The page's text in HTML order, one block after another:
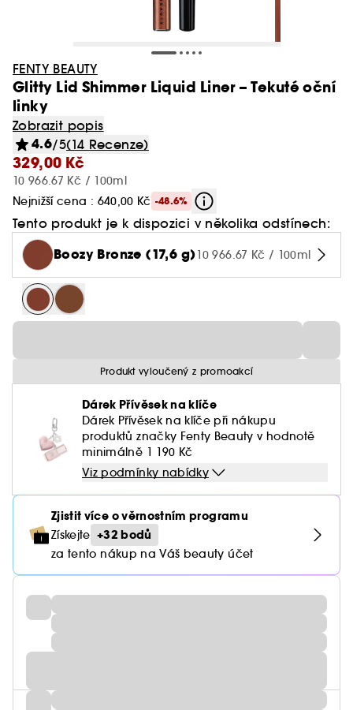
FENTY BEAUTY
Glitty Lid Shimmer Liquid Liner – Tekuté oční
linky
Zobrazit popis
4.6/5(14 Recenze)
329,00 Kč
10 966.67 Kč / 100ml
Nejnižší cena : 640,00 Kč -48.6%
Tento produkt je k dispozici v několika odstínech:
Boozy Bronze (17,6 g)10 966.67 Kč / 100ml
Produkt vyloučený z promoakcí
Dárek Přívěsek na klíče
Dárek Přívěsek na klíče při nákupu
produktů značky Fenty Beauty v hodnotě
minimálně 1 190 Kč
Viz podmínky nabídky
Zjistit více o věrnostním programu
Získejte +32 bodů
za tento nákup na Váš beauty účet